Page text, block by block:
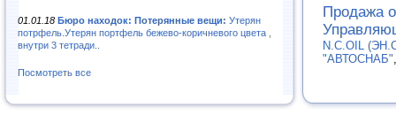
01.01.18 Бюро находок: Потерянные вещи: Утерян
потрфель.Утерян портфель бежево-коричневого цвета ,
внутри 3 тетради..
Посмотреть все
Продажа
N.C.OIL
"АВТОСНАБ"